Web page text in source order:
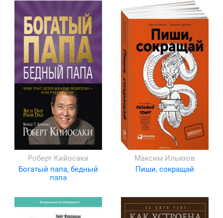
Роберт Кийосаки
Богатый папа, бедный
папа
Максим Ильяхов
Пиши, сокращай